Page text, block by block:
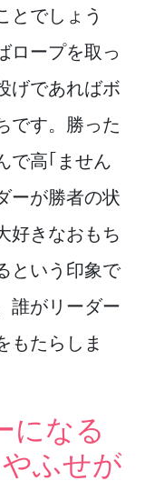
とでしょう
ロープを取っ
げであればボ
です。勝った
で高｢ません
ーが勝者の状
好きなおもち
という印象で
誰がリーダー
もたらしま
になる
ふせが